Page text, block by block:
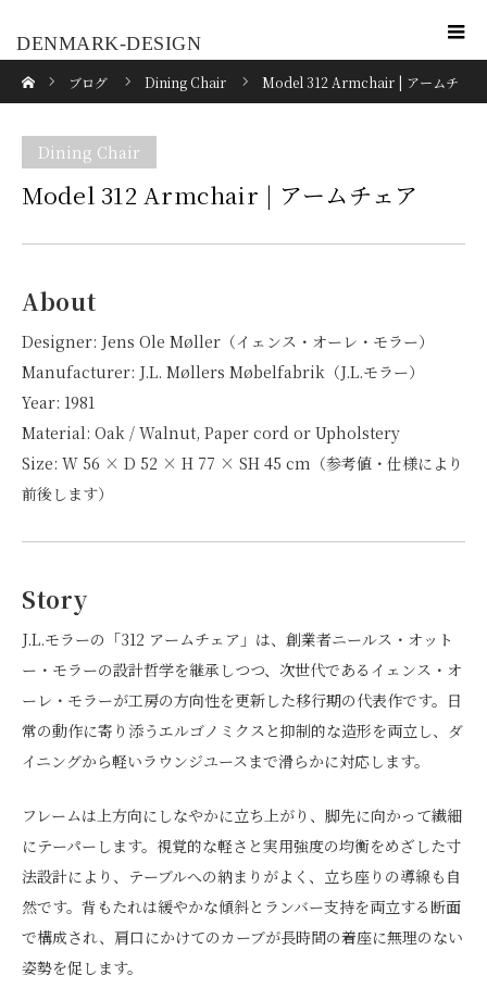
DENMARK-DESIGN
ブログ Dining Chair Model 312 Armchair | アームチ
Dining Chair
Model 312 Armchair | アームチェア
About
Designer: Jens Ole Møller（イェンス・オーレ・モラー）
Manufacturer: J.L. Møllers Møbelfabrik（J.L.モラー）
Year: 1981
Material: Oak / Walnut, Paper cord or Upholstery
Size: W 56 × D 52 × H 77 × SH 45 cm（参考値・仕様により
前後します）
Story
J.L.モラーの「312 アームチェア」は、創業者ニールス・オット
ー・モラーの設計哲学を継承しつつ、次世代であるイェンス・オ
ーレ・モラーが工房の方向性を更新した移行期の代表作です。日
常の動作に寄り添うエルゴノミクスと抑制的な造形を両立し、ダ
イニングから軽いラウンジユースまで滑らかに対応します。
フレームは上方向にしなやかに立ち上がり、脚先に向かって繊細
にテーパーします。視覚的な軽さと実用強度の均衡をめざした寸
法設計により、テーブルへの納まりがよく、立ち座りの導線も自
然です。背もたれは緩やかな傾斜とランバー支持を両立する断面
で構成され、肩口にかけてのカーブが長時間の着座に無理のない
姿勢を促します。